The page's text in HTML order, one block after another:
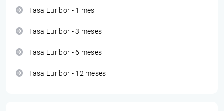
Tasa Euribor - 1 mes
Tasa Euribor - 3 meses
Tasa Euribor - 6 meses
Tasa Euribor - 12 meses